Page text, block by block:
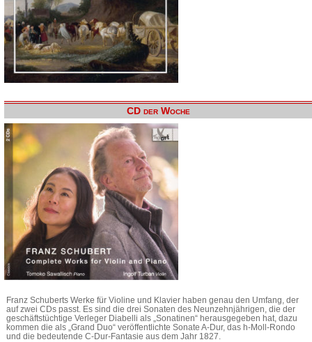
CD der Woche
Franz Schuberts Werke für Violine und Klavier haben genau den Umfang, der
auf zwei CDs passt. Es sind die drei Sonaten des Neunzehnjährigen, die der
geschäftstüchtige Verleger Diabelli als „Sonatinen“ herausgegeben hat, dazu
kommen die als „Grand Duo“ veröffentlichte Sonate A-Dur, das h-Moll-Rondo
und die bedeutende C-Dur-Fantasie aus dem Jahr 1827.